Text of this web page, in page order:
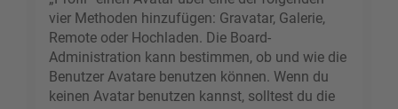
vier Methoden hinzufügen: Gravatar, Galerie,
Remote oder Hochladen. Die Board-
Administration kann bestimmen, ob und wie die
Benutzer Avatare benutzen können. Wenn du
keinen Avatar benutzen kannst, solltest du die